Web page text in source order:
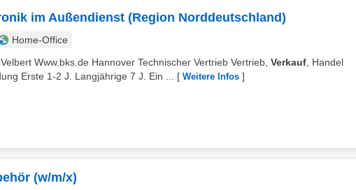
im Außendienst (Region Norddeutschland)
Home-Office
Www.bks.de Hannover Technischer Vertrieb Vertrieb, Verkauf , Handel
Erste 1-2 J. Langjährige 7 J. Ein ...
[ Weitere Infos ]
(w/m/x)